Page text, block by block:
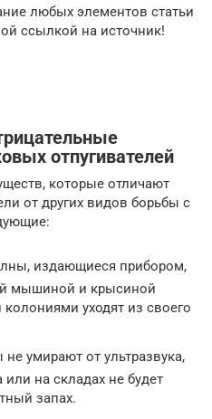
любых элементов статьи
ссылкой на источник!
отпугивателей
которые отличают
от других видов борьбы с
издающиеся прибором,
мышиной и крысиной
уходят из своего
умирают от ультразвука,
на складах не будет
запах.